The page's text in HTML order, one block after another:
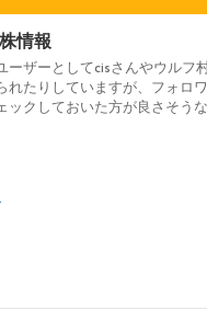
情報
ーザーとしてcisさんやウルフ
れたりしていますが、フォロ
ックしておいた方が良さそう